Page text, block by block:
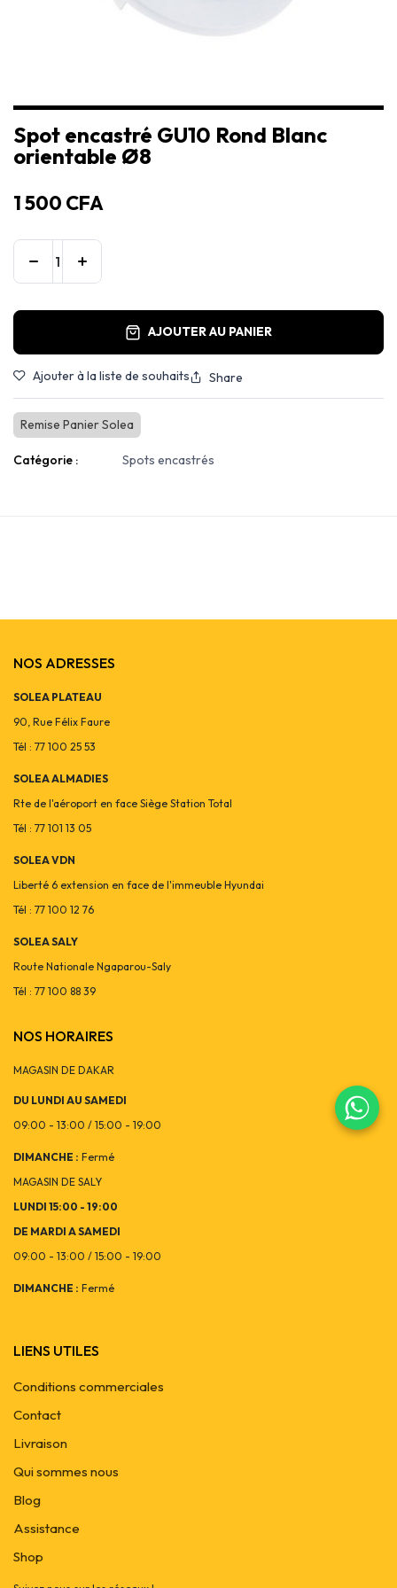
Spot encastré GU10 Rond Blanc
orientable Ø8
1 500 CFA
AJOUTER AU PANIER
Ajouter à la liste de souhaits Share
Remise Panier Solea
Catégorie : Spots encastrés
NOS ADRESSES
SOLEA PLATEAU
90, Rue Félix Faure
Tél : 77 100 25 53
SOLEA ALMADIES
Rte de l'aéroport en face Siège Station Total
Tél : 77 101 13 05
SOLEA VDN
Liberté 6 extension en face de l'immeuble Hyundai
Tél : 77 100 12 76
SOLEA SALY
Route Nationale Ngaparou-Saly
Tél : 77 100 88 39
NOS HORAIRES
MAGASIN DE DAKAR
DU LUNDI AU SAMEDI
09:00 - 13:00 / 15:00 - 19:00
DIMANCHE : Fermé
MAGASIN DE SALY
LUNDI 15:00 - 19:00
DE MARDI A SAMEDI
09:00 - 13:00 / 15:00 - 19:00
DIMANCHE : Fermé
LIENS UTILES
Conditions commerciales
Contact
Livraison
Qui sommes nous
Blog
Assistance
Shop